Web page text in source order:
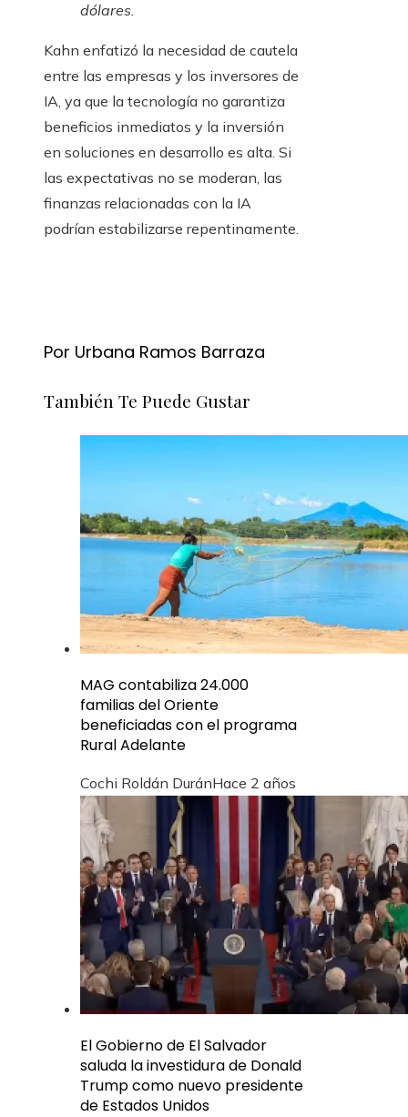
dólares.
Kahn enfatizó la necesidad de cautela
entre las empresas y los inversores de
IA, ya que la tecnología no garantiza
beneficios inmediatos y la inversión
en soluciones en desarrollo es alta. Si
las expectativas no se moderan, las
finanzas relacionadas con la IA
podrían estabilizarse repentinamente.
Por Urbana Ramos Barraza
También Te Puede Gustar
MAG contabiliza 24.000
familias del Oriente
beneficiadas con el programa
Rural Adelante
Cochi Roldán DuránHace 2 años
El Gobierno de El Salvador
saluda la investidura de Donald
Trump como nuevo presidente
de Estados Unidos